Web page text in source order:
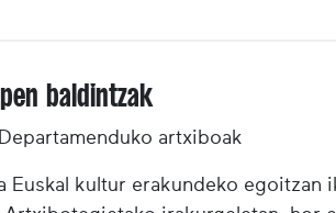
baldintzak
artxiboak
Euskal kultur erakundeko egoitzan